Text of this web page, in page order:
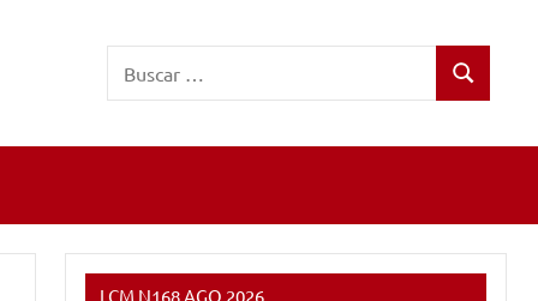
Buscar
LCM N168 AGO 2026